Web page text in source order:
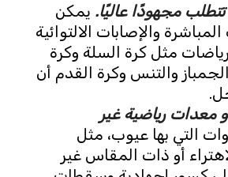
مجهودًا عاليًا. يمكن
والإصابات الالتوائية
مثل كرة السلة وكرة
والتنس وكرة القدم أن
رياضية غير
التي بها عيوب، مثل
أو ذات المقاس غير